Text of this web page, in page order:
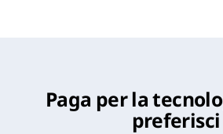
Paga per la
preferisci